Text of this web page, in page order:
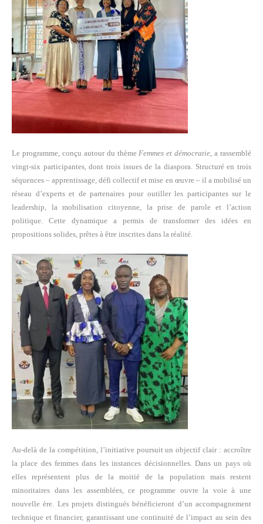
Le programme, conçu autour du thème Femmes et démocratie , a rassemblé
vingt-six participantes, dont trois issues de la diaspora. Structuré en trois
séquences – apprentissage, défi collectif et mise en œuvre – il a mobilisé un
réseau d’experts et de partenaires pour outiller les participantes sur le
leadership, la mobilisation citoyenne, la prise de parole et l’action
politique. Cette dynamique a permis de transformer des idées en
propositions solides, prêtes à être inscrites dans la réalité.
Au-delà de la compétition, l’initiative poursuit un objectif clair : accroître
la place des femmes dans les instances décisionnelles. Dans un pays où
elles représentent plus de la moitié de la population mais restent
minoritaires dans les assemblées, ce programme ouvre la voie à une
nouvelle ère. Les projets distingués bénéficieront d’un accompagnement
technique et financier, garantissant une continuité de l’impact au sein des